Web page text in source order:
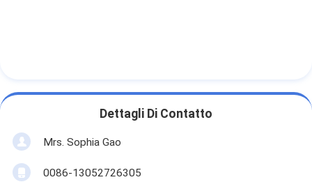
Dettagli Di Contatto
Mrs. Sophia Gao
0086-13052726305